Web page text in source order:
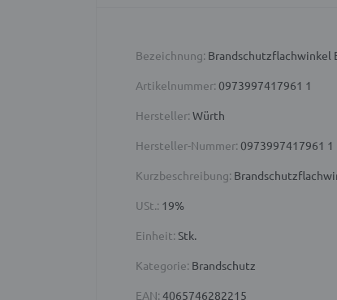
Bezeichnung: Brandschutzflachwinkel
Artikelnummer: 0973997417961 1
Hersteller: Würth
Hersteller-Nummer: 0973997417961 1
Kurzbeschreibung:
USt.: 19%
Einheit: Stk.
Kategorie: Brandschutz
EAN: 4065746282215